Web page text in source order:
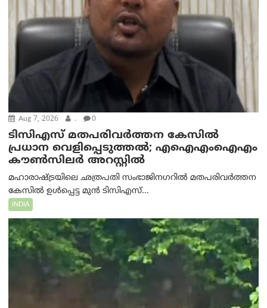
Aug 7, 2026 . 0
ടിസിഎസ് മതപരിവർത്തന കേസിൽ
പ്രധാന വെളിപ്പെടുത്തൽ; എഐഎംഐഎം
കൗൺസിലർ അറസ്റ്റിൽ
മഹാരാഷ്ട്രയിലെ ഛത്രപതി സംഭാജിനഗറിൽ മതപരിവർത്തന
കേസിൽ ഉൾപ്പെട്ട മുൻ ടിസിഎസ്...
INDIA